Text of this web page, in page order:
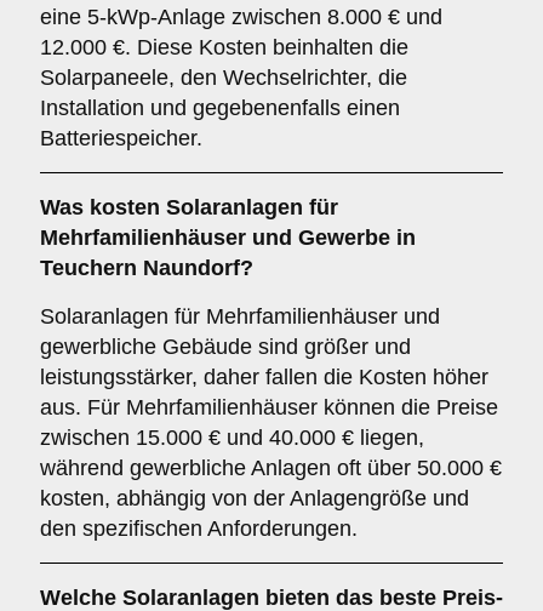
eine 5-kWp-Anlage zwischen 8.000 € und
12.000 €. Diese Kosten beinhalten die
Solarpaneele, den Wechselrichter, die
Installation und gegebenenfalls einen
Batteriespeicher.
Was kosten Solaranlagen für
Mehrfamilienhäuser und Gewerbe in
Teuchern Naundorf?
Solaranlagen für Mehrfamilienhäuser und
gewerbliche Gebäude sind größer und
leistungsstärker, daher fallen die Kosten höher
aus. Für Mehrfamilienhäuser können die Preise
zwischen 15.000 € und 40.000 € liegen,
während gewerbliche Anlagen oft über 50.000 €
kosten, abhängig von der Anlagengröße und
den spezifischen Anforderungen.
Welche Solaranlagen bieten das beste Preis-